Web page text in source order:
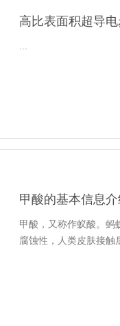
高比表面积超导
...
甲酸的基本信息
甲酸，又称作蚁酸。蚂
腐蚀性，人类皮肤接触